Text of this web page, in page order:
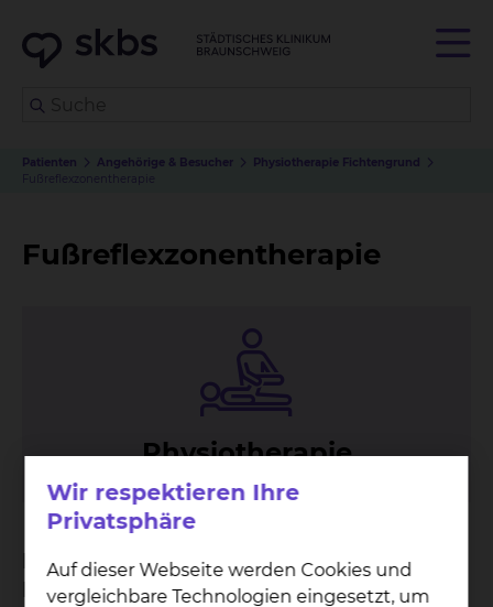
Patienten Angehörige & Besucher
Physiotherapie Fichtengrund
Fußreflexzonentherapie
Fußreflexzonentherapie
Phy­sio­the­ra­pie
Bei welchen Krankheitsbildern ist das
Behandlungsverfahren geeignet?
Wir respektieren Ihre
Privatsphäre
Auf dieser Webseite werden Cookies und
vergleichbare Technologien eingesetzt, um